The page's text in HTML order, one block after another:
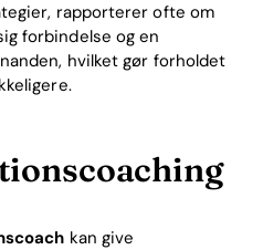
rapporterer ofte om
forbindelse og en
hvilket gør forholdet
kan give